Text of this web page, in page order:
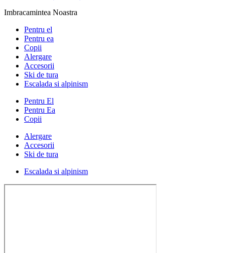
Imbracamintea Noastra
Pentru el
Pentru ea
Copii
Alergare
Accesorii
Ski de tura
Escalada si alpinism
Pentru El
Pentru Ea
Copii
Alergare
Accesorii
Ski de tura
Escalada si alpinism